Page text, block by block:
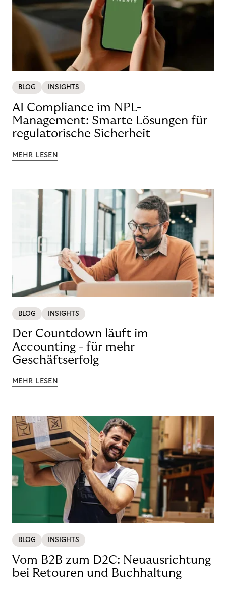
BLOG INSIGHTS
AI Compliance im NPL-
Management: Smarte Lösungen für
regulatorische Sicherheit
MEHR LESEN
BLOG INSIGHTS
Der Countdown läuft im
Accounting - für mehr
Geschäftserfolg
MEHR LESEN
BLOG INSIGHTS
Vom B2B zum D2C: Neuausrichtung
bei Retouren und Buchhaltung